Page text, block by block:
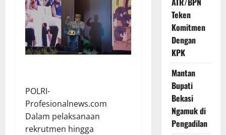
POLRI-
Profesionalnews.com
Dalam pelaksanaan
rekrutmen hingga
Teken
Komitmen
Dengan
KPK
Mantan
Bupati
Bekasi
Ngamuk di
Pengadilan